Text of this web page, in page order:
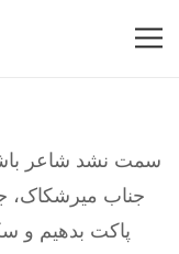
سمت نشد شاعر
جناب میرشکاک،
پاکت بدهیم و